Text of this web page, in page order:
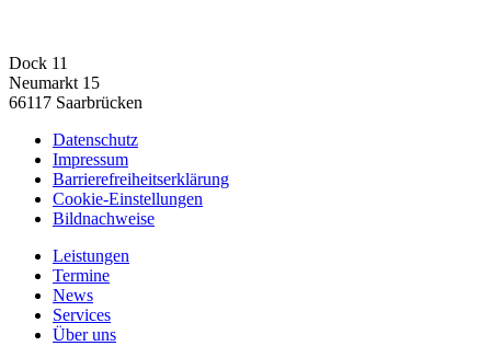
Dock 11
Neumarkt 15
66117 Saarbrücken
Datenschutz
Impressum
Barrierefreiheitserklärung
Cookie-Einstellungen
Bildnachweise
Leistungen
Termine
News
Services
Über uns